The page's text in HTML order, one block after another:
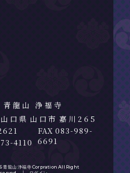
青龍山 浄福寺
山口県 山口市 嘉川265
4110
083-989-
6691
青龍山 浄福寺 Corpration All Right